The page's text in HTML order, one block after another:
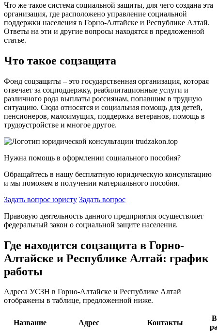
Что же такое система социальной защиты, для чего создана эта
организация, где расположено управление социальной
поддержки населения в Горно-Алтайске и Республике Алтай.
Ответы на эти и другие вопросы находятся в предложенной
статье.
Что такое соцзащита
Фонд соцзащиты – это государственная организация, которая
отвечает за соцподдержку, реабилитационные услуги и
различного рода выплаты россиянам, попавшим в трудную
ситуацию. Сюда относятся и социальная помощь для детей,
пенсионеров, малоимущих, поддержка ветеранов, помощь в
трудоустройстве и многое другое.
Нужна помощь в оформлении социального пособия?
Обращайтесь в нашу бесплатную юридическую консультацию
и мы поможем в получении материального пособия.
Задать вопрос юристу Задать вопрос
Правовую деятельность данного предприятия осуществляет
федеральный закон о социальной защите населения.
Где находится соцзащита в Горно-
Алтайске и Республике Алтай: график
работы
Адреса УСЗН в Горно-Алтайске и Республике Алтай
отображены в таблице, предложенной ниже.
Название Адрес Контакты